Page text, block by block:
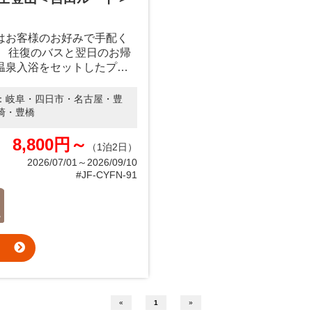
お客様のお好みで手配く
往復のバスと翌日のお帰
泉入浴をセットしたプラ
岐阜・四日市・名古屋・豊
・豊橋
8,800円～
（1泊2日）
2026/07/01～2026/09/10
#JF-CYFN-91
« 1 »